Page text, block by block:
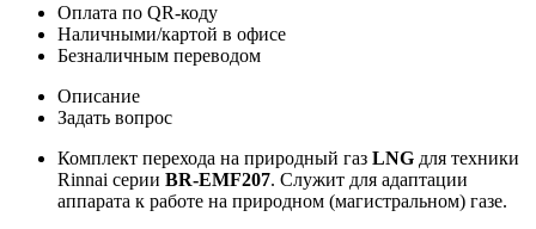
Оплата по QR-коду
Наличными/картой в офисе
Безналичным переводом
Описание
Задать вопрос
Комплект перехода на природный газ LNG для техники
Rinnai серии BR-EMF207. Служит для адаптации
аппарата к работе на природном (магистральном) газе.